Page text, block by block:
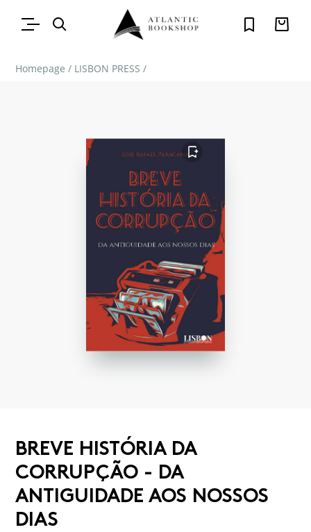
Homepage / LISBON PRESS /
FAVORITO
BREVE HISTÓRIA DA
CORRUPÇÃO - DA
ANTIGUIDADE AOS NOSSOS
DIAS